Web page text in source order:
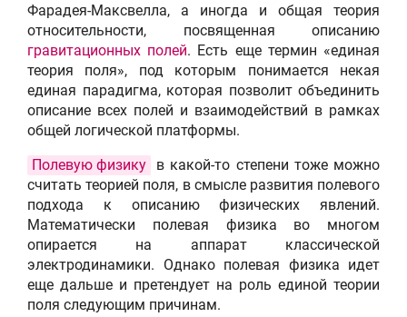
Фарадея-Максвелла, а иногда и общая теория
относительности, посвященная описанию
гравитационных полей. Есть еще термин «единая
теория поля», под которым понимается некая
единая парадигма, которая позволит объединить
описание всех полей и взаимодействий в рамках
общей логической платформы.
Полевую физику
в какой-то степени тоже можно
считать теорией поля, в смысле развития полевого
подхода к описанию физических явлений.
Математически полевая физика во многом
опирается на аппарат классической
электродинамики. Однако полевая физика идет
еще дальше и претендует на роль единой теории
поля следующим причинам.